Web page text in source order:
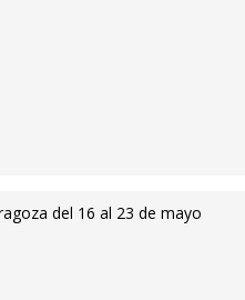
del 16 al 23 de mayo